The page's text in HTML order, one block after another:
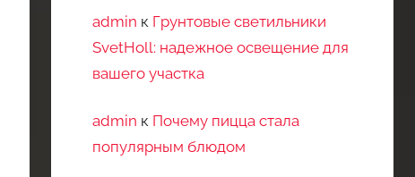
admin к Грунтовые светильники
SvetHoll: надежное освещение для
вашего участка
admin к Почему пицца стала
популярным блюдом